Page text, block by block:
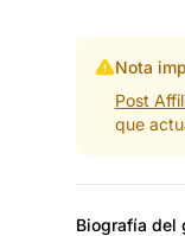
Nota
Post
que
Biografía del